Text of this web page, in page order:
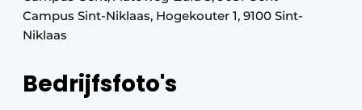
Campus Sint-Niklaas, Hogekouter 1, 9100 Sint-
Niklaas
Bedrijfsfoto's